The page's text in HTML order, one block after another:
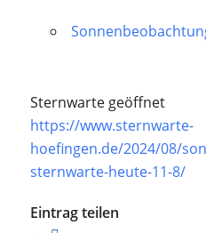
Sternwarte geöffnet
https://www.sternwarte-
hoefingen.de/2024/08/
sternwarte-heute-11-8/
Eintrag teilen